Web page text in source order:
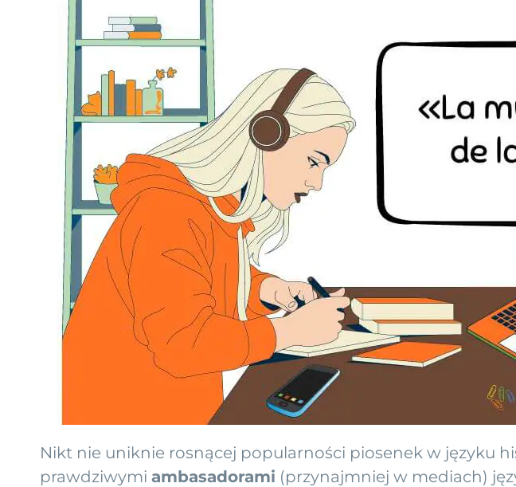
Nikt nie uniknie rosnącej popularności piosenek w języku
prawdziwymi ambasadorami (przynajmniej w mediach)